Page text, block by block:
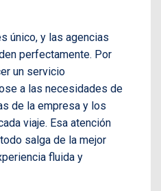
único, y las agencias
perfectamente. Por
un servicio
a las necesidades de
de la empresa y los
viaje. Esa atención
salga de la mejor
fluida y